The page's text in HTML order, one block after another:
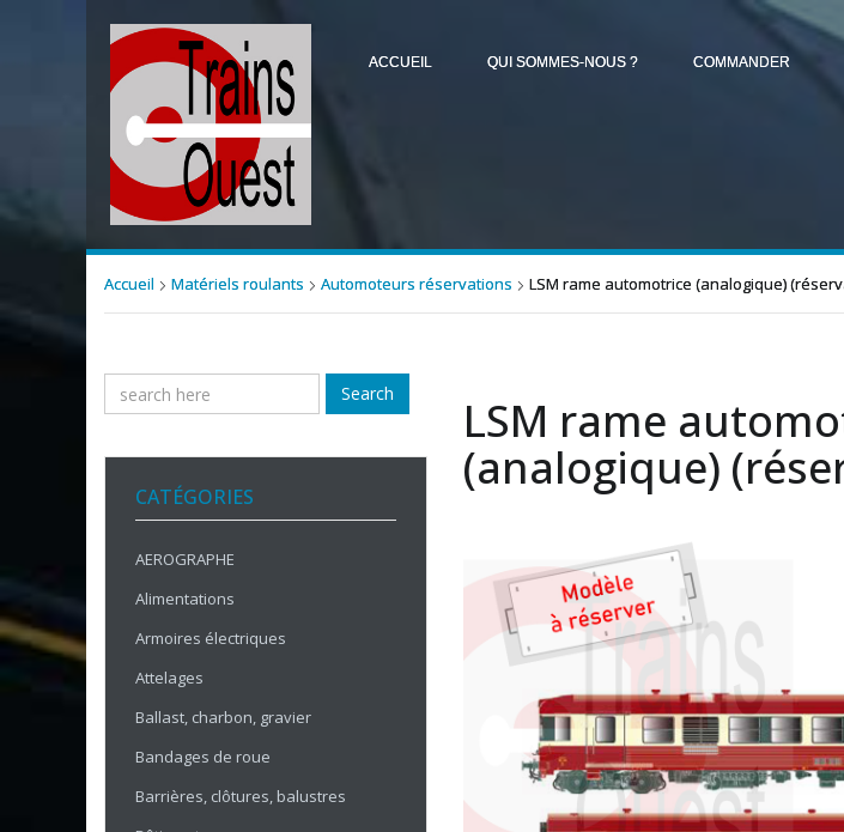
ACCUEIL QUI SOMMES-NOUS ? COMMANDER
Accueil Matériels roulants Automoteurs réservations LSM rame automotrice (analogique)
Search
CATÉGORIES
AEROGRAPHE
Alimentations
Armoires électriques
Attelages
Ballast, charbon, gravier
Bandages de roue
Barrières, clôtures, balustres
LSM rame
(analogique)